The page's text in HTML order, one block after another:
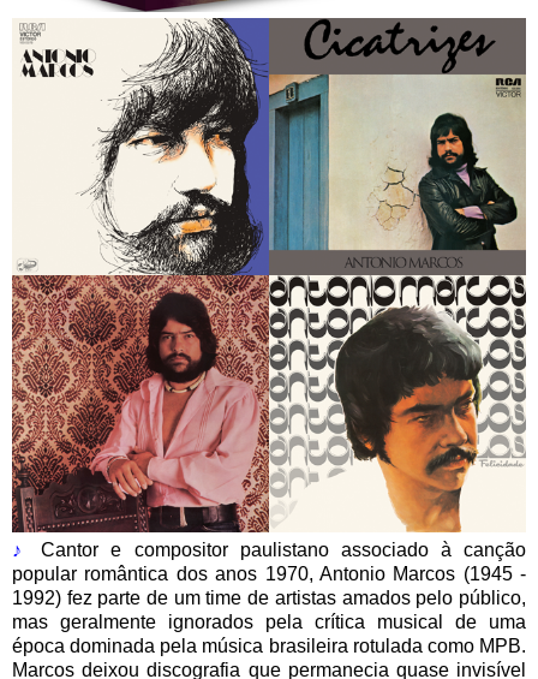
♪
Cantor e compositor paulistano associado à canção
popular romântica dos anos 1970, Antonio Marcos (1945 -
1992) fez parte de um time de artistas amados pelo público,
mas geralmente ignorados pela crítica musical de uma
época dominada pela música brasileira rotulada como MPB.
Marcos deixou discografia que permanecia quase invisível